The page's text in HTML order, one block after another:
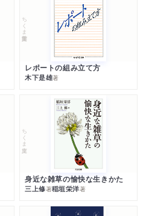
ちくま学芸文庫
レポートの組み立て方
木下是雄著
ちくま文庫
身近な雑草の愉快な生きかた
三上修著稲垣栄洋著